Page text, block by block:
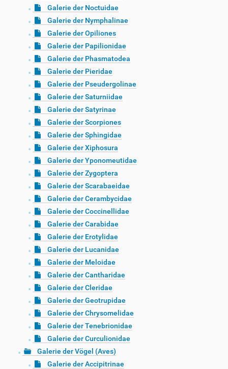
Galerie der Noctuidae
Galerie der Nymphalinae
Galerie der Opiliones
Galerie der Papilionidae
Galerie der Phasmatodea
Galerie der Pieridae
Galerie der Pseudergolinae
Galerie der Saturniidae
Galerie der Satyrinae
Galerie der Scorpiones
Galerie der Sphingidae
Galerie der Xiphosura
Galerie der Yponomeutidae
Galerie der Zygoptera
Galerie der Scarabaeidae
Galerie der Cerambycidae
Galerie der Coccinellidae
Galerie der Carabidae
Galerie der Erotylidae
Galerie der Lucanidae
Galerie der Meloidae
Galerie der Cantharidae
Galerie der Cleridae
Galerie der Geotrupidae
Galerie der Chrysomelidae
Galerie der Tenebrionidae
Galerie der Curculionidae
Galerie der Vögel (Aves)
Galerie der Accipitrinae